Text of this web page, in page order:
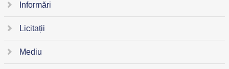
Informări
Licitații
Mediu